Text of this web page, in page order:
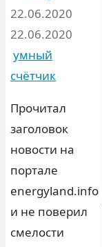
22.06.2020
22.06.2020
умный
счётчик
Прочитал
заголовок
новости на
портале
energyland.info
и не поверил
смелости